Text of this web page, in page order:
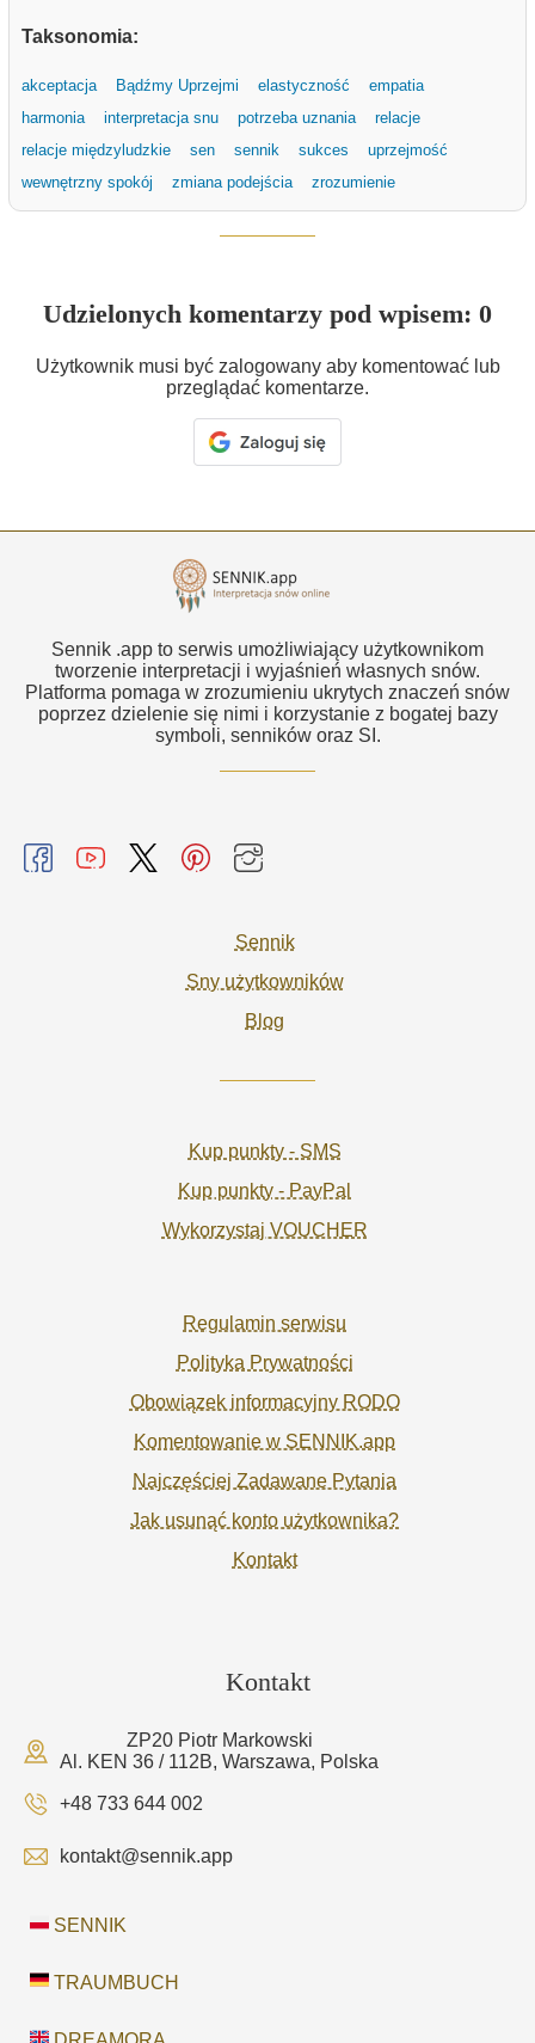
Taksonomia:
akceptacja Bądźmy Uprzejmi elastyczność
empatia
harmonia
interpretacja snu potrzeba uznania
relacje
relacje międzyludzkie
sen sennik sukces
uprzejmość
wewnętrzny spokój
zmiana podejścia zrozumienie
Udzielonych komentarzy pod wpisem: 0
Użytkownik musi być zalogowany aby komentować lub
przeglądać komentarze.
Sennik .app to serwis umożliwiający użytkownikom
tworzenie interpretacji i wyjaśnień własnych snów.
Platforma pomaga w zrozumieniu ukrytych znaczeń snów
poprzez dzielenie się nimi i korzystanie z bogatej bazy
symboli, senników oraz SI.
Sennik
Sny użytkowników
Blog
Kup punkty - SMS
Kup punkty - PayPal
Wykorzystaj VOUCHER
Regulamin serwisu
Polityka Prywatności
Obowiązek informacyjny RODO
Komentowanie w SENNIK.app
Najczęściej Zadawane Pytania
Jak usunąć konto użytkownika?
Kontakt
Kontakt
ZP20 Piotr Markowski
Al. KEN 36 / 112B, Warszawa, Polska
+48 733 644 002
kontakt@sennik.app
SENNIK
TRAUMBUCH